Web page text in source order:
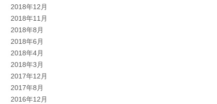
2018年12月
2018年11月
2018年8月
2018年6月
2018年4月
2018年3月
2017年12月
2017年8月
2016年12月